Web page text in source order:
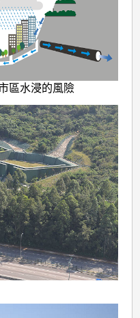
區水浸的風險